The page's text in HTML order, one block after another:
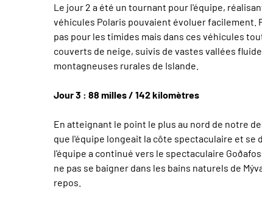
Le jour 2 a été un tournant pour l'équipe,
véhicules Polaris pouvaient évoluer
pas pour les timides mais dans ces véhicules
couverts de neige, suivis de vastes vallées
montagneuses rurales de Islande.
Jour 3 : 88 milles / 142 kilomètres
En atteignant le point le plus au nord de notre
que l'équipe longeait la côte spectaculaire et
l'équipe a continué vers le spectaculaire
ne pas se baigner dans les bains naturels de
repos.